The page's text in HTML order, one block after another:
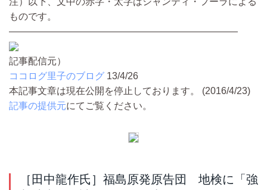
ものです。
————————————————————————
記事配信元）
ココログ里子のブログ 13/4/26
本記事文章は現在公開を停止しております。 (2016/4/23)
記事の提供元にてご覧ください。
［田中龍作氏］福島原発原告団 地検に「強